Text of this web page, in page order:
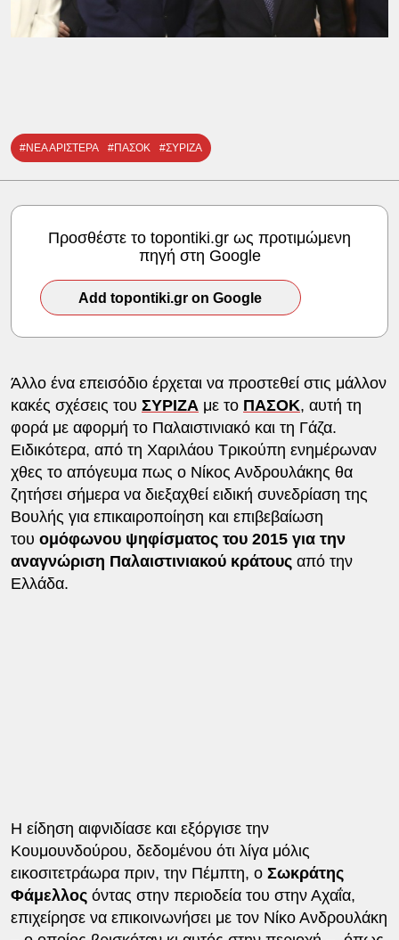
#ΝΕΑ ΑΡΙΣΤΕΡΑ #ΠΑΣΟΚ #ΣΥΡΙΖΑ
Προσθέστε το topontiki.gr ως προτιμώμενη
πηγή στη Google
Add topontiki.gr on Google
Άλλο ένα επεισόδιο έρχεται να προστεθεί στις μάλλον
κακές σχέσεις του ΣΥΡΙΖΑ με το ΠΑΣΟΚ, αυτή τη
φορά με αφορμή το Παλαιστινιακό και τη Γάζα.
Ειδικότερα, από τη Χαριλάου Τρικούπη ενημέρωναν
χθες το απόγευμα πως ο Νίκος Ανδρουλάκης θα
ζητήσει σήμερα να διεξαχθεί ειδική συνεδρίαση της
Βουλής για επικαιροποίηση και επιβεβαίωση
του ομόφωνου ψηφίσματος του 2015 για την
αναγνώριση Παλαιστινιακού κράτουςαπό την
Ελλάδα.
Η είδηση αιφνιδίασε και εξόργισε την
Κουμουνδούρου, δεδομένου ότι λίγα μόλις
εικοσιτετράωρα πριν, την Πέμπτη, ο Σωκράτης
Φάμελλοςόντας στην περιοδεία του στην Αχαΐα,
επιχείρησε να επικοινωνήσει με τον Νίκο Ανδρουλάκη